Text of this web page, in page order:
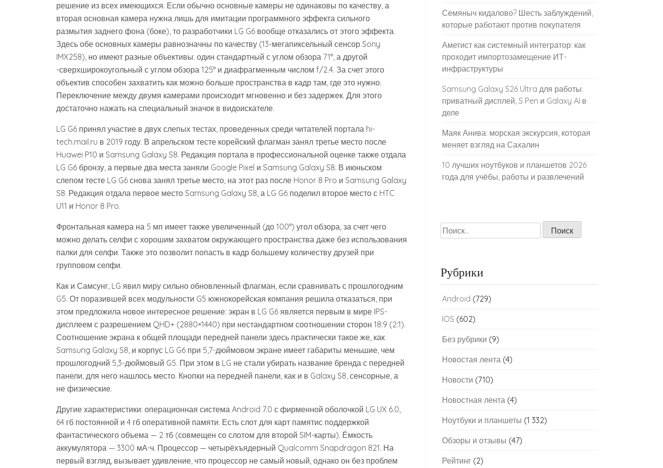
решение из всех имеющихся. Если обычно основные камеры не одинаковы по качеству, а
вторая основная камера нужна лишь для имитации программного эффекта сильного
размытия заднего фона (боке), то разработчики LG G6 вообще отказались от этого эффекта.
Здесь обе основных камеры равнозначны по качеству (13-мегапиксельный сенсор Sony
IMX258), но имеют разные объективы: один стандартный с углом обзора 71°, а другой
-сверхширокоугольный с углом обзора 125° и диафрагменным числом f/2.4. За счет этого
объектив способен захватить как можно больше пространства в кадр там, где это нужно.
Переключение между двумя камерами происходит мгновенно и без задержек. Для этого
достаточно нажать на специальный значок в видоискателе.
LG G6 принял участие в двух слепых тестах, проведенных среди читателей портала hi-
tech.mail.ru в 2019 году. В апрельском тесте корейский флагман занял третье место после
Huawei P10 и Samsung Galaxy S8. Редакция портала в профессиональной оценке также отдала
LG G6 бронзу, а первые два места заняли Google Pixel и Samsung Galaxy S8. В июньском
слепом тесте LG G6 снова занял третье место, на этот раз после Honor 8 Pro и Samsung Galaxy
S8. Редакция отдала первое место Samsung Galaxy S8, а LG G6 поделил второе место с HTC
U11 и Honor 8 Pro.
Фронтальная камера на 5 мп имеет также увеличенный (до 100°) угол обзора, за счет чего
можно делать селфи с хорошим захватом окружающего пространства даже без использования
палки для селфи. Также это позволит попасть в кадр большему количеству друзей при
групповом селфи.
Как и Самсунг, LG явил миру сильно обновленный флагман, если сравнивать с прошлогодним
G5. От поразившей всех модульности G5 южнокорейская компания решила отказаться, при
этом предложила новое интересное решение: экран в LG G6 является первым в мире IPS-
дисплеем с разрешением QHD+ (2880×1440) при нестандартном соотношении сторон 18:9 (2:1).
Соотношение экрана к общей площади передней панели здесь практически такое же, как
Samsung Galaxy S8, и корпус LG G6 при 5,7-дюймовом экране имеет габариты меньшие, чем
прошлогодний 5,3-дюймовый G5. При этом в LG не стали убирать название бренда с передней
панели, для него нашлось место. Кнопки на передней панели, как и в Galaxy S8, сенсорные, а
не физические.
Другие характеристики: операционная система Android 7.0 с фирменной оболочкой LG UX 6.0,
64 гб постоянной и 4 гб оперативной памяти. Есть слот для карт памятис поддержкой
фантастического объема — 2 тб (совмещен со слотом для второй SIM-карты). Ёмкость
аккумулятора — 3300 мА⋅ч. Процессор — четырёхъядерный Qualcomm Snapdragon 821. На
первый взгляд, вызывает удивление, что процессор не самый новый, однако он без проблем
Семяныч кидалово? Шесть заблуждений,
которые работают против покупателя
Аметист как системный интегратор: как
проходит импортозамещение ИТ-
инфраструктуры
Samsung Galaxy S26 Ultra для работы:
приватный дисплей, S Pen и Galaxy AI в
деле
Маяк Анива: морская экскурсия, которая
меняет взгляд на Сахалин
10 лучших ноутбуков и планшетов 2026
года для учёбы, работы и развлечений
Найти:
Рубрики
Android (729)
IOS (602)
Без рубрики (9)
Новостая лента (4)
Новости (710)
Новостная лента (4)
Ноутбуки и планшеты (1 332)
Обзоры и отзывы (47)
Рейтинг (2)